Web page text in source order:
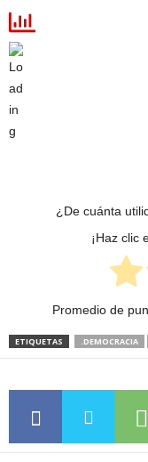
¿De cuánta
¡Haz clic
Promedio de
ETIQUETAS .DEMOCRACIA